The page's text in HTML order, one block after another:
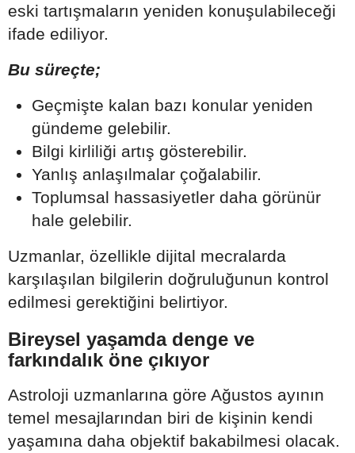
eski tartışmaların yeniden konuşulabileceği
ifade ediliyor.
Bu süreçte;
Geçmişte kalan bazı konular yeniden
gündeme gelebilir.
Bilgi kirliliği artış gösterebilir.
Yanlış anlaşılmalar çoğalabilir.
Toplumsal hassasiyetler daha görünür
hale gelebilir.
Uzmanlar, özellikle dijital mecralarda
karşılaşılan bilgilerin doğruluğunun kontrol
edilmesi gerektiğini belirtiyor.
Bireysel yaşamda denge ve
farkındalık öne çıkıyor
Astroloji uzmanlarına göre Ağustos ayının
temel mesajlarından biri de kişinin kendi
yaşamına daha objektif bakabilmesi olacak.